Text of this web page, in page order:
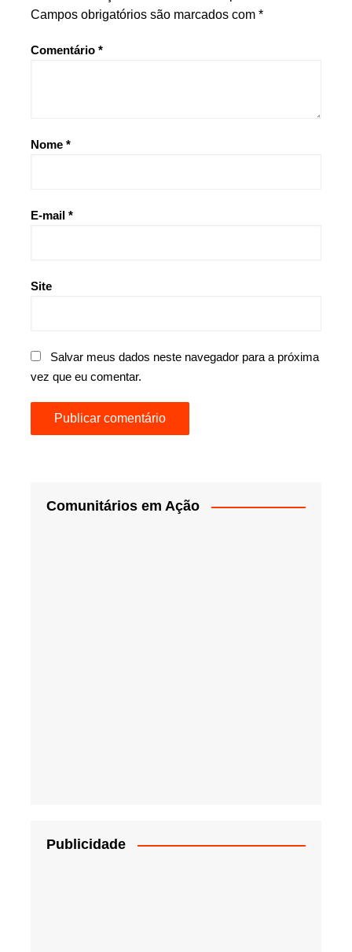
Campos obrigatórios são marcados com *
Comentário *
Nome *
E-mail *
Site
Salvar meus dados neste navegador para a próxima
vez que eu comentar.
Comunitários em Ação
Publicidade